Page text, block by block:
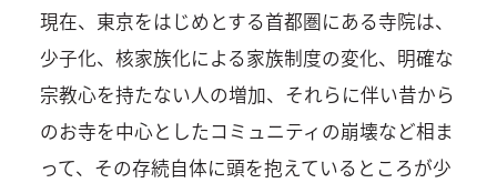
現在、東京をはじめとする首都圏にある寺院は、
少子化、核家族化による家族制度の変化、明確な
宗教心を持たない人の増加、それらに伴い昔から
のお寺を中心としたコミュニティの崩壊など相ま
って、その存続自体に頭を抱えているところが少